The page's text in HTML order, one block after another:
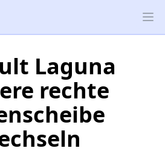
GmbH
Laguna
rechte